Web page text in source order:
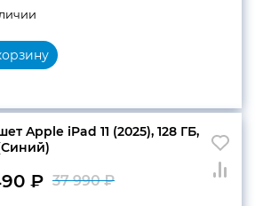
Apple iPad 11 (2025), 128 ГБ,
37 990₽
₽